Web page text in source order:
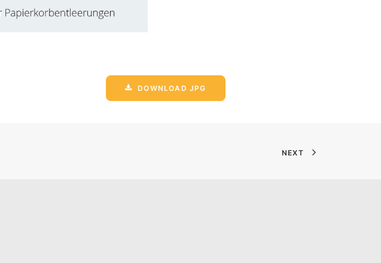
DOWNLOAD JPG
NEXT